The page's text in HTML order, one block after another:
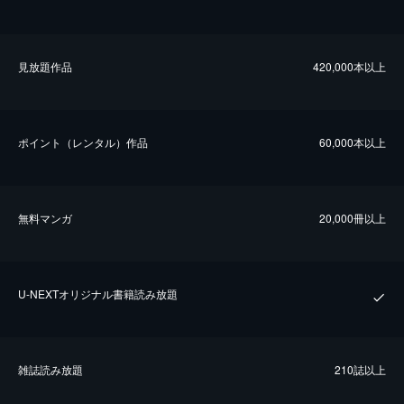
⾒放題作品 420,000本以上
ポイント（レンタル）作品 60,000本以上
無料マンガ 20,000冊以上
U-NEXTオリジナル書籍読み放題
雑誌読み放題 210誌以上